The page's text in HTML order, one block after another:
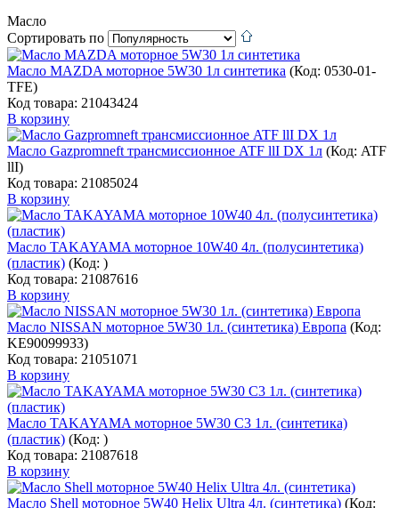
Масло
Сортировать по
Масло MAZDA моторное 5W30 1л синтетика (Код: 0530-01-
TFE)
Код товара: 21043424
В корзину
Масло Gazpromneft трансмиссионное ATF llI DX 1л (Код: ATF
llI)
Код товара: 21085024
В корзину
Масло TAKAYAMA моторное 10W40 4л. (полусинтетика)
(пластик) (Код: )
Код товара: 21087616
В корзину
Масло NISSAN моторное 5W30 1л. (синтетика) Европа (Код:
KE90099933)
Код товара: 21051071
В корзину
Масло TAKAYAMA моторное 5W30 C3 1л. (синтетика)
(пластик) (Код: )
Код товара: 21087618
В корзину
Масло Shell моторное 5W40 Helix Ultra 4л. (синтетика) (Код: